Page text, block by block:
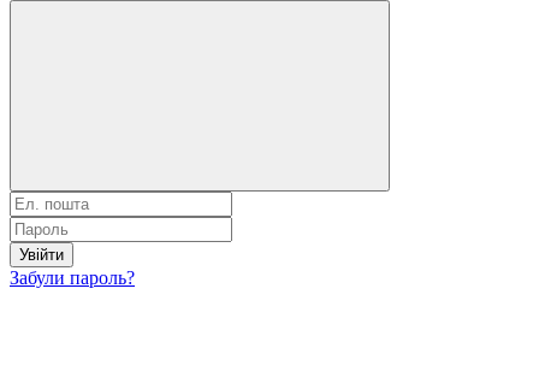
Увійти
Забули пароль?